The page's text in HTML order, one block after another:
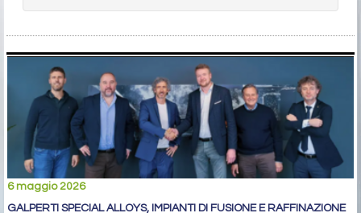
6 maggio 2026
GALPERTI SPECIAL ALLOYS, IMPIANTI DI FUSIONE E RAFFINAZIONE